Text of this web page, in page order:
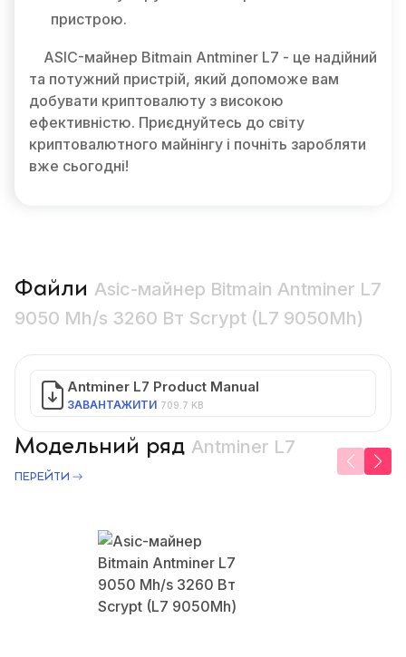
пристрою.
ASIC-майнер Bitmain Antminer L7 - це надійний
та потужний пристрій, який допоможе вам
добувати криптовалюту з високою
ефективністю. Приєднуйтесь до світу
криптовалютного майнінгу і почніть заробляти
вже сьогодні!
Файли Asic-майнер Bitmain Antminer L7
9050 Mh/s 3260 Вт Scrypt (L7 9050Mh)
Antminer L7 Product Manual
ЗАВАНТАЖИТИ 709.7 KB
Модельний ряд Antminer L7
ПЕРЕЙТИ